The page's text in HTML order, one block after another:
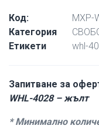
Код:
MXP-
Категория
Етикети
whl-
Запитване за
WHL-4028 – жълт
* Минимално